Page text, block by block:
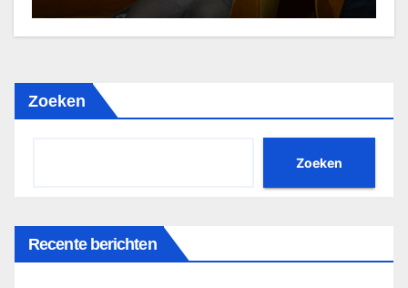
Zoeken
Zoeken
Recente berichten